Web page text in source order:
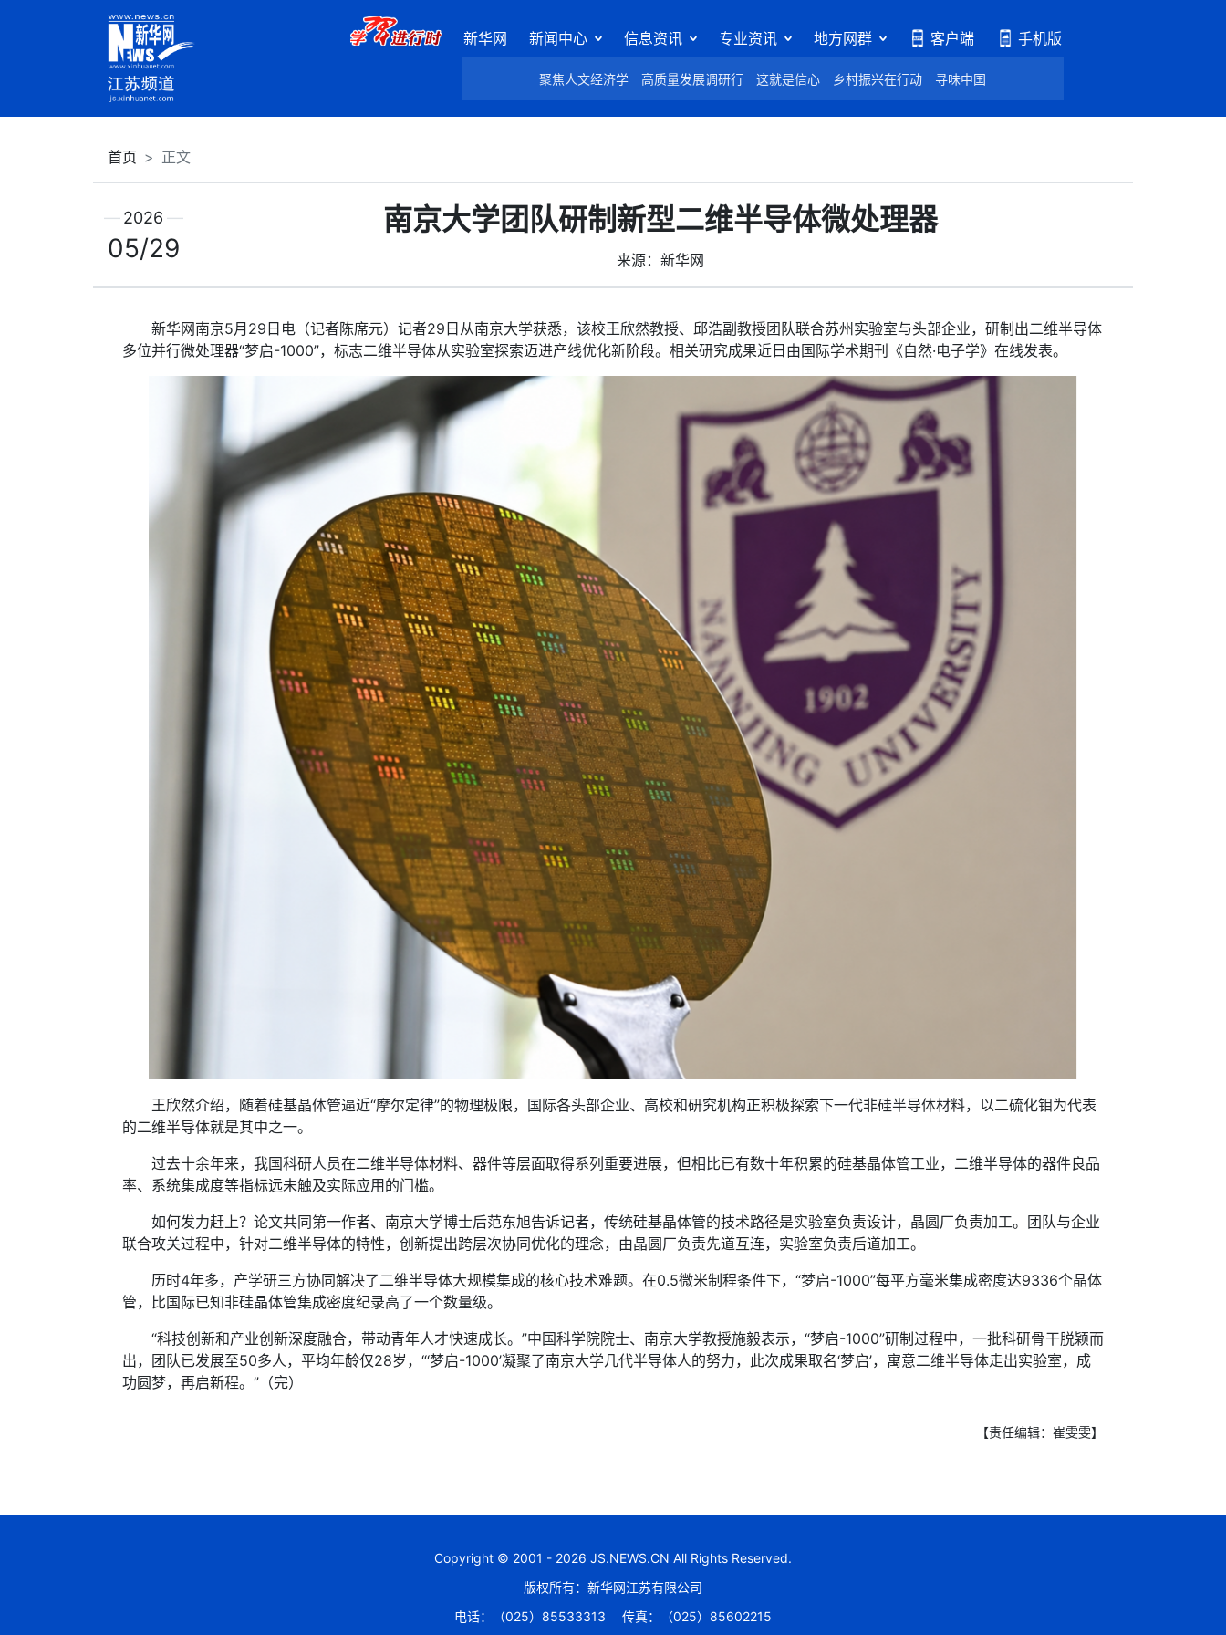
新华网 新闻中心 信息资讯 专业资讯 地方网群 客户端 手机版
聚焦人文经济学 高质量发展调研行 这就是信心 乡村振兴在行动 寻味中国
首页 正文
南京大学团队研制新型二维半导体微处理器
来源：新华网
2026
05/29
新华网南京5月29日电（记者陈席元）记者29日从南京大学获悉，该校王欣然教授、邱浩副教授团队联合苏州实验室与头部企业，研制出二维半导体
多位并行微处理器“梦启-1000”，标志二维半导体从实验室探索迈进产线优化新阶段。相关研究成果近日由国际学术期刊《自然·电子学》在线发表。
王欣然介绍，随着硅基晶体管逼近“摩尔定律”的物理极限，国际各头部企业、高校和研究机构正积极探索下一代非硅半导体材料，以二硫化钼为代表
的二维半导体就是其中之一。
过去十余年来，我国科研人员在二维半导体材料、器件等层面取得系列重要进展，但相比已有数十年积累的硅基晶体管工业，二维半导体的器件良品
率、系统集成度等指标远未触及实际应用的门槛。
如何发力赶上？论文共同第一作者、南京大学博士后范东旭告诉记者，传统硅基晶体管的技术路径是实验室负责设计，晶圆厂负责加工。团队与企业
联合攻关过程中，针对二维半导体的特性，创新提出跨层次协同优化的理念，由晶圆厂负责先道互连，实验室负责后道加工。
历时4年多，产学研三方协同解决了二维半导体大规模集成的核心技术难题。在0.5微米制程条件下，“梦启-1000”每平方毫米集成密度达9336个晶体
管，比国际已知非硅晶体管集成密度纪录高了一个数量级。
“科技创新和产业创新深度融合，带动青年人才快速成长。”中国科学院院士、南京大学教授施毅表示，“梦启-1000”研制过程中，一批科研骨干脱颖而
出，团队已发展至50多人，平均年龄仅28岁，“‘梦启-1000’凝聚了南京大学几代半导体人的努力，此次成果取名‘梦启’，寓意二维半导体走出实验室，成
功圆梦，再启新程。”（完）
【责任编辑：崔雯雯】
Copyright © 2001 - 2026 JS.NEWS.CN All Rights Reserved.
版权所有：新华网江苏有限公司
电话：（025）85533313
传真：（025）85602215